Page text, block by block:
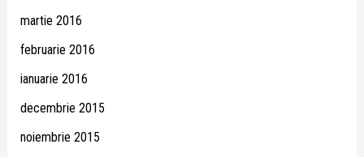
martie 2016
februarie 2016
ianuarie 2016
decembrie 2015
noiembrie 2015